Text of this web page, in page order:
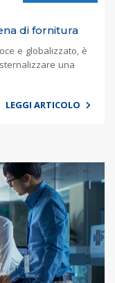
di fornitura
e globalizzato, è
una
LEGGI ARTICOLO